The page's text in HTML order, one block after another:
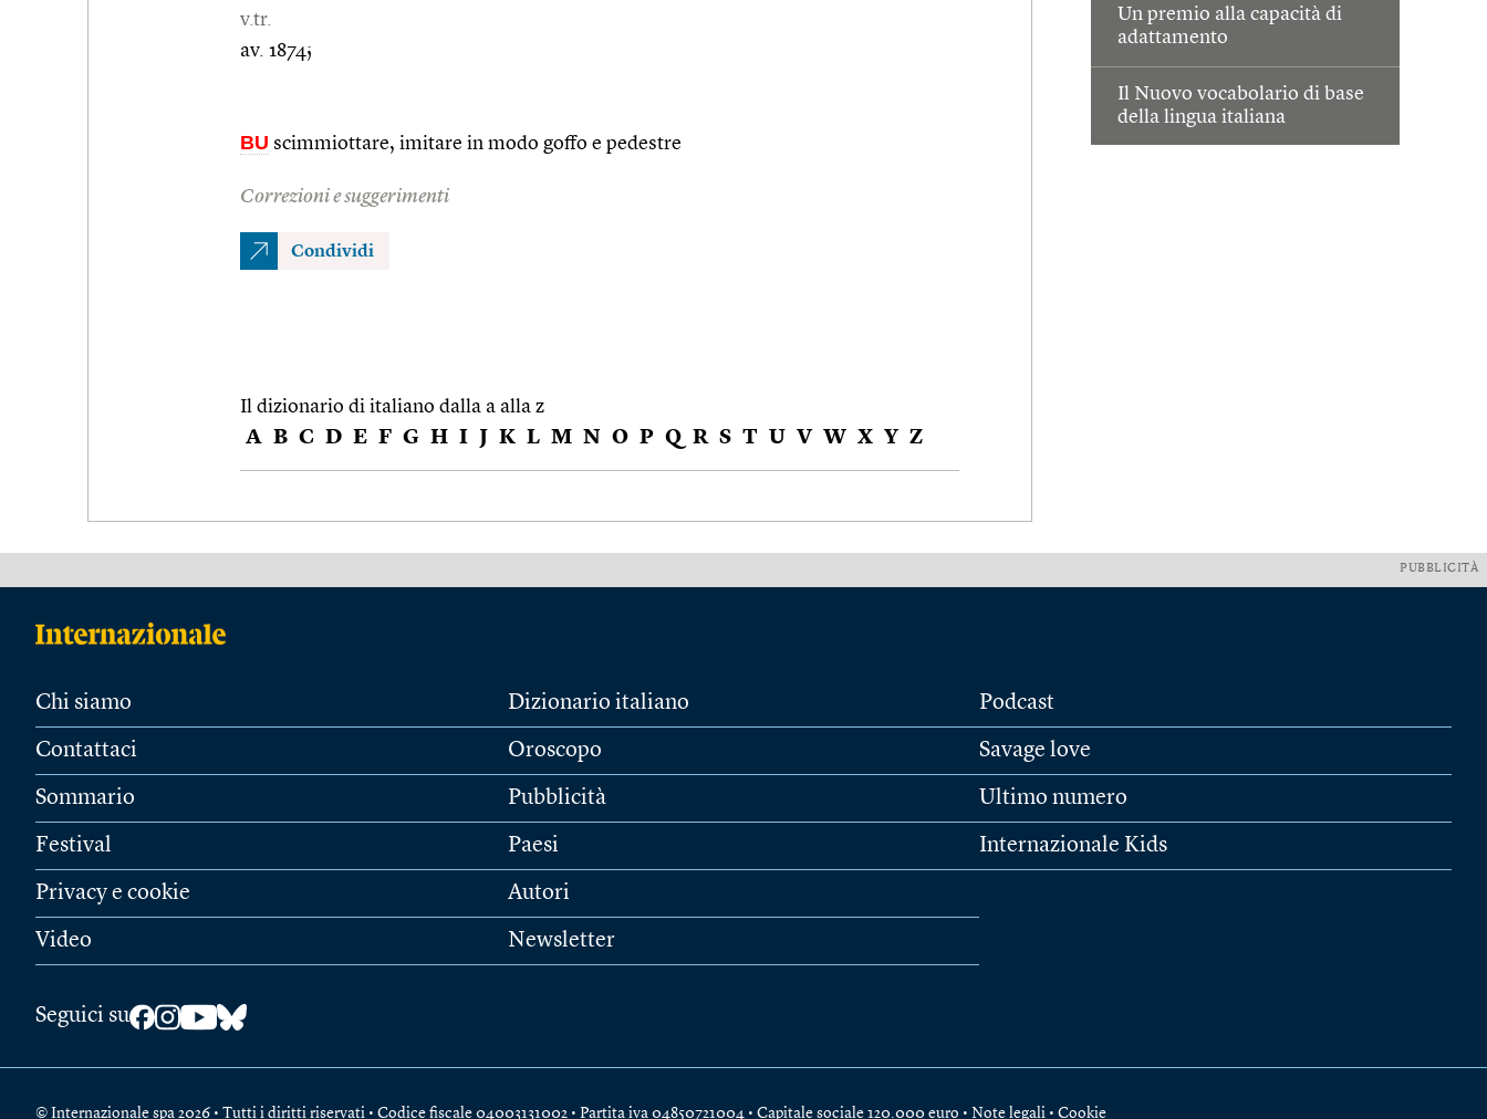
Un premio alla capacità di
adattamento
Il Nuovo vocabolario di base
della lingua italiana
v.tr.
av. 1874;
BU scimmiottare, imitare in modo goffo e pedestre
Correzioni e suggerimenti
Condividi
Il dizionario di italiano dalla a alla z
A B C D E F G H I J K L M N O P Q R S T U V W X Y Z
PUBBLICITÀ
Chi siamo
Contattaci
Sommario
Festival
Privacy e cookie
Video
Dizionario italiano
Oroscopo
Pubblicità
Paesi
Autori
Newsletter
Podcast
Savage love
Ultimo numero
Internazionale Kids
Seguici su
© Internazionale spa 2026 • Tutti i diritti riservati • Codice fiscale 04003131002 • Partita iva 04850721004 • Capitale sociale 120.000 euro • Note legali • Cookie